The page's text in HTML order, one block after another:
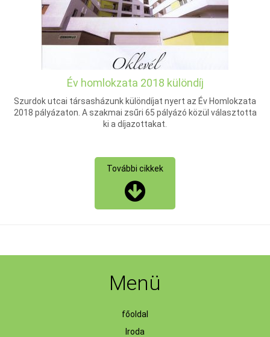
Év homlokzata 2018 különdíj
Szurdok utcai társasházunk különdíjat nyert az Év Homlokzata
2018 pályázaton. A szakmai zsűri 65 pályázó közül választotta
ki a díjazottakat.
További cikkek
Menü
főoldal
Iroda